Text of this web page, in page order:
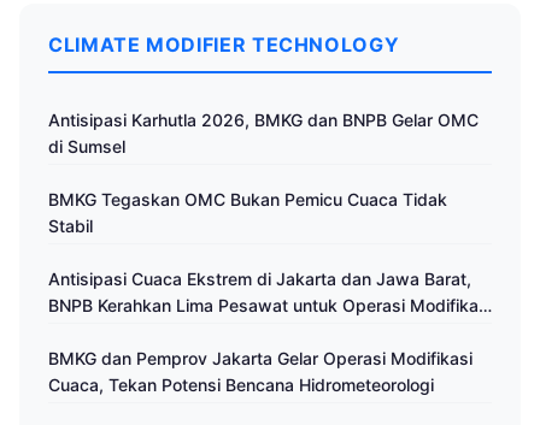
CLIMATE MODIFIER TECHNOLOGY
Antisipasi Karhutla 2026, BMKG dan BNPB Gelar OMC
di Sumsel
BMKG Tegaskan OMC Bukan Pemicu Cuaca Tidak
Stabil
Antisipasi Cuaca Ekstrem di Jakarta dan Jawa Barat,
BNPB Kerahkan Lima Pesawat untuk Operasi Modifikasi
BMKG dan Pemprov Jakarta Gelar Operasi Modifikasi
Cuaca, Tekan Potensi Bencana Hidrometeorologi